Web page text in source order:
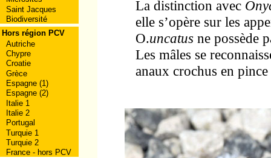
Saint Jacques
Biodiversité
Hors région PCV
Autriche
Chypre
Croatie
Grèce
Espagne (1)
Espagne (2)
Italie 1
Italie 2
Portugal
Turquie 1
Turquie 2
France - hors PCV
La distinction avec
elle s’opère sur les
O.uncatusne possède
Les mâles se
anaux crochus en